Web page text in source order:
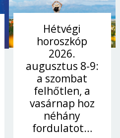
Hétvégi
horoszkóp
2026.
augusztus 8-9:
a szombat
felhőtlen, a
vasárnap hoz
néhány
fordulatot…